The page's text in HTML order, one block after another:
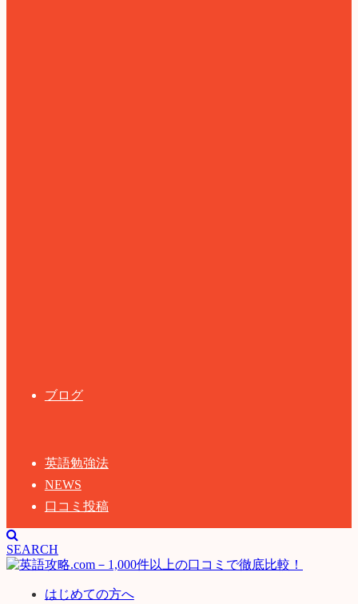
ブログ
英語勉強法
NEWS
口コミ投稿
SEARCH
はじめての方へ